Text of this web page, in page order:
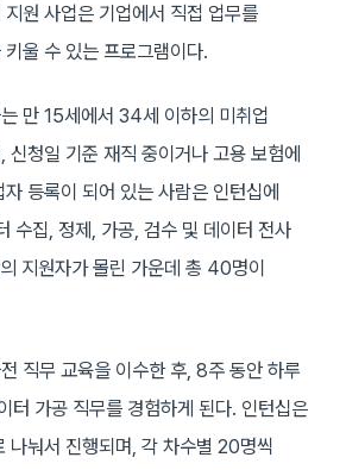
원 사업은 기업에서 직접 업무를
울 수 있는 프로그램이다.
만 15세에서 34세 이하의 미취업
신청일 기준 재직 중이거나 고용 보험에
등록이 되어 있는 사람은 인턴십에
수집, 정제, 가공, 검수 및 데이터 전사
지원자가 몰린 가운데 총 40명이
직무 교육을 이수한 후, 8주 동안 하루
터 가공 직무를 경험하게 된다. 인턴십은
눠서 진행되며, 각 차수별 20명씩